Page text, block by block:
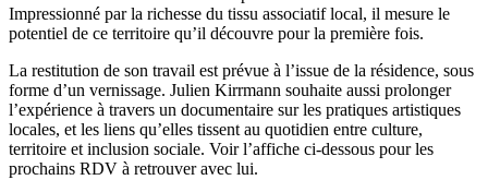
Impressionné par la richesse du tissu associatif local, il mesure le
potentiel de ce territoire qu’il découvre pour la première fois.
La restitution de son travail est prévue à l’issue de la résidence, sous
forme d’un vernissage. Julien Kirrmann souhaite aussi prolonger
l’expérience à travers un documentaire sur les pratiques artistiques
locales, et les liens qu’elles tissent au quotidien entre culture,
territoire et inclusion sociale. Voir l’affiche ci-dessous pour les
prochains RDV à retrouver avec lui.